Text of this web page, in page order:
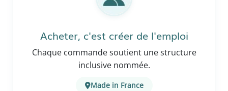
Acheter, c'est créer de l'emploi
Chaque commande soutient une structure
inclusive nommée.
Made in France